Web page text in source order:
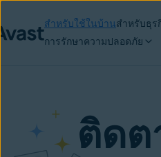
สำหรับใช้ในบ้านสำหรับธุร
การรักษาความปลอดภัย
ติดต